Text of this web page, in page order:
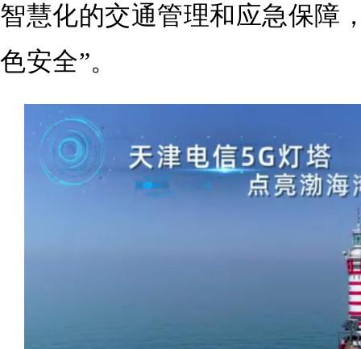
智慧化的交通管理和应急保障
色安全”。